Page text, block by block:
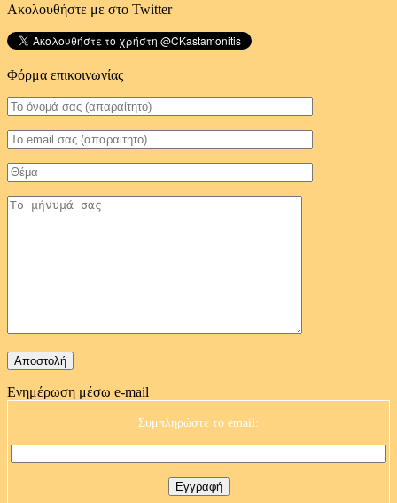
Ακολουθήστε με στο Twitter
Φόρμα επικοινωνίας
Ενημέρωση μέσω e-mail
Συμπληρώστε το email: